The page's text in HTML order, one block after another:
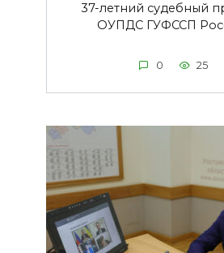
37-летний судебный
ОУПДС ГУФССП
0 25